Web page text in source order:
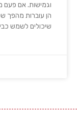
וגמישות. אם פעם
הן עוברות מהפך
שיכולים לשמש